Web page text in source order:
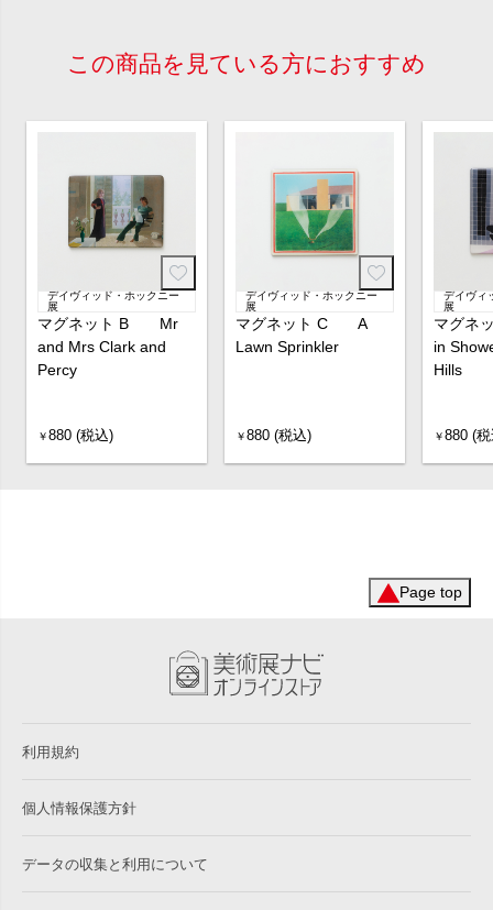
この商品を見ている方におすすめ
デイヴィッド・ホックニー
展
マグネット B Mr
and Mrs Clark and
Percy
￥880 (税込)
デイヴィッド・ホックニー
展
マグネット C A
Lawn Sprinkler
￥880 (税込)
デイヴィ
展
マグ
in
Hills
￥880 (
Page top
利用規約
個人情報保護方針
データの収集と利用について